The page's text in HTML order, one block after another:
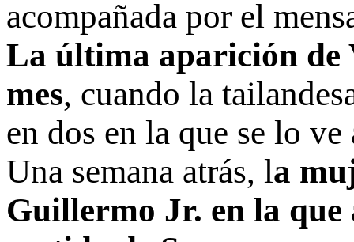
acompañada por el
La última aparición de
mes, cuando la
en dos en la que se lo
Una semana atrás, la
Guillermo Jr. en la que